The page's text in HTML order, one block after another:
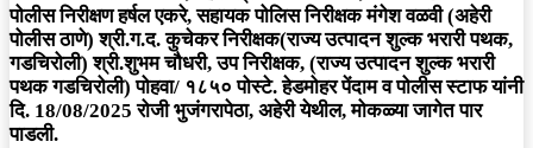
पोलीस निरीक्षण हर्षल एकरे, सहायक पोलिस निरीक्षक मंगेश वळवी (अहेरी
पोलीस ठाणे) श्री.ग.द. कुचेकर निरीक्षक(राज्य उत्पादन शुल्क भरारी पथक,
गडचिरोली) श्री.शुभम चौधरी, उप निरीक्षक, (राज्य उत्पादन शुल्क भरारी
पथक गडचिरोली) पोहवा/ १८५० पोस्टे. हेडमोहर पेंदाम व पोलीस स्टाफ यांनी
दि. 18/08/2025 रोजी भुजंगरापेठा, अहेरी येथील, मोकळ्या जागेत पार
पाडली.